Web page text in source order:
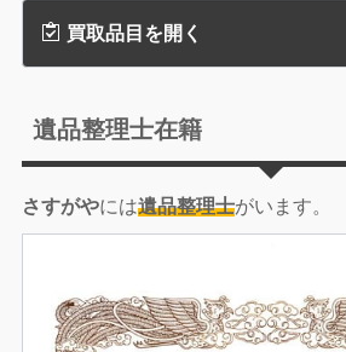
買取品目を開く
遺品整理士在籍
さすがやには遺品整理士がいます。